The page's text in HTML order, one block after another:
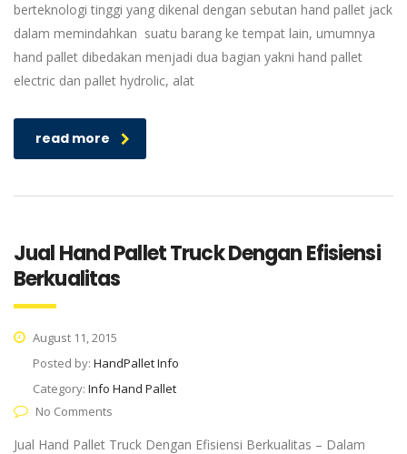
berteknologi tinggi yang dikenal dengan sebutan hand pallet jack
dalam memindahkan suatu barang ke tempat lain, umumnya
hand pallet dibedakan menjadi dua bagian yakni hand pallet
electric dan pallet hydrolic, alat
read more
Jual Hand Pallet Truck Dengan Efisiensi
Berkualitas
August 11, 2015
Posted by: HandPallet Info
Category: Info Hand Pallet
No Comments
Jual Hand Pallet Truck Dengan Efisiensi Berkualitas – Dalam